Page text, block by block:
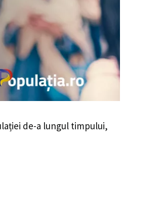
de-a lungul timpului,